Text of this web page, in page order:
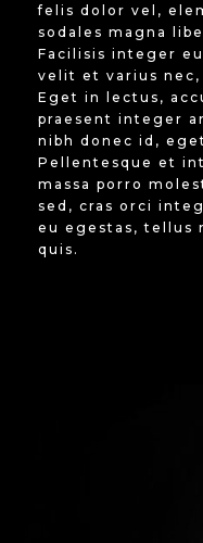
felis dolor vel,
sodales magna
Facilisis integer
velit et varius
Eget in lectus,
praesent integer
nibh donec id,
Pellentesque et
massa porro
sed, cras orci
eu egestas, tellus
quis.